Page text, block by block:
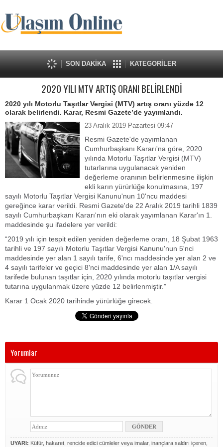
SON DAKİKA KATEGORİLER
2020 YILI MTV ARTIŞ ORANI BELİRLENDİ
2020 yılı Motorlu Taşıtlar Vergisi (MTV) artış oranı yüzde 12
olarak belirlendi. Karar, Resmi Gazete’de yayımlandı.
23 Aralık 2019 Pazartesi 09:47
Resmi Gazete'de yayımlanan
Cumhurbaşkanı Kararı'na göre, 2020
yılında Motorlu Taşıtlar Vergisi (MTV)
tutarlarına uygulanacak yeniden
değerleme oranının belirlenmesine ilişkin
ekli karın yürürlüğe konulmasına, 197
sayılı Motorlu Taşıtlar Vergisi Kanunu'nun 10'ncu maddesi
gereğince karar verildi. Resmi Gazete'de 22 Aralık 2019 tarihli 1839
sayılı Cumhurbaşkanı Kararı'nın eki olarak yayımlanan Karar'ın 1.
maddesinde şu ifadelere yer verildi:
“2019 yılı için tespit edilen yeniden değerleme oranı, 18 Şubat 1963
tarihli ve 197 sayılı Motorlu Taşıtlar Vergisi Kanunu'nun 5'nci
maddesinde yer alan 1 sayılı tarife, 6'ncı maddesinde yer alan 2 ve
4 sayılı tarifeler ve geçici 8'nci maddesinde yer alan 1/A sayılı
tarifede bulunan taşıtlar için, 2020 yılında motorlu taşıtlar vergisi
tutarına uygulanmak üzere yüzde 12 belirlenmiştir.”
Karar 1 Ocak 2020 tarihinde yürürlüğe girecek.
Yorumlar
UYARI: Küfür, hakaret, rencide edici cümleler veya imalar, inançlara saldırı içeren,